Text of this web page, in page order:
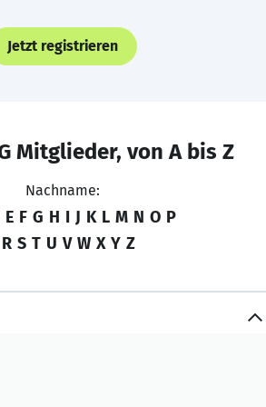
Jetzt registrieren
Mitglieder, von A bis Z
Nachname:
E F G H I J K L M N O P
R S T U V W X Y Z